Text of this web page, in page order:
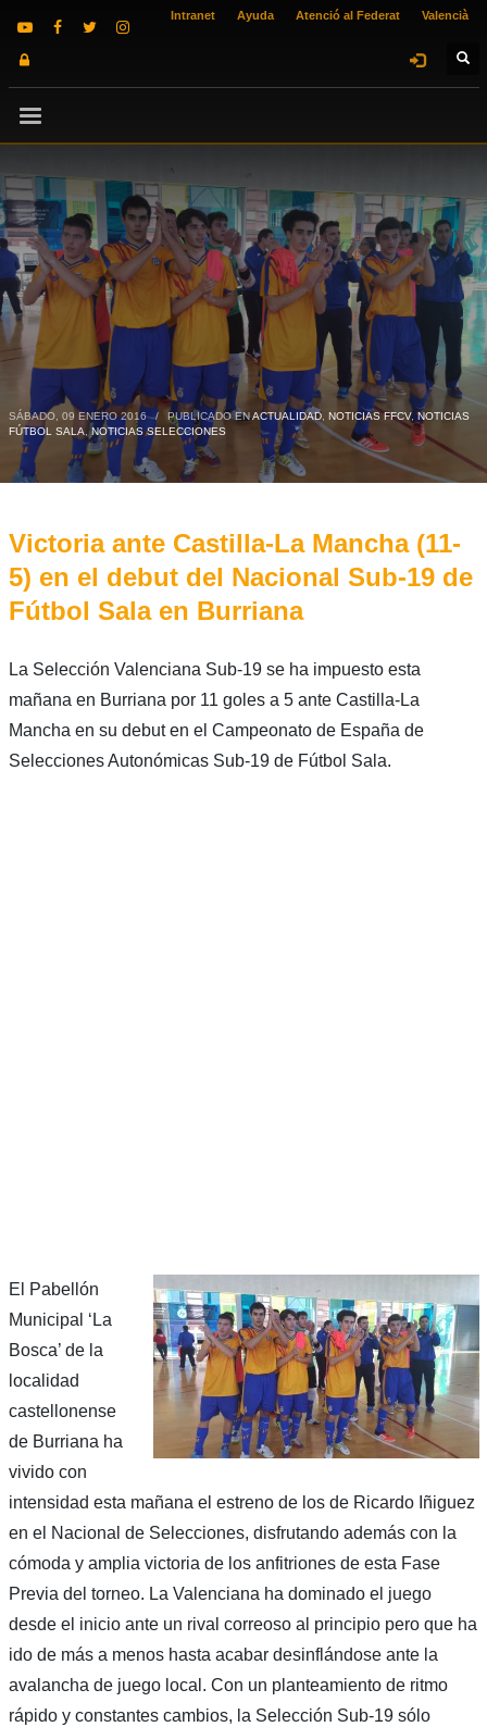
Intranet Ayuda Atenció al Federat Valencià
SÁBADO, 09 ENERO 2016 / PUBLICADO ENACTUALIDAD, NOTICIAS FFCV,NOTICIAS
FÚTBOL SALA ,NOTICIAS SELECCIONES
Victoria ante Castilla-La Mancha (11-
5) en el debut del Nacional Sub-19 de
Fútbol Sala en Burriana
La Selección Valenciana Sub-19 se ha impuesto esta
mañana en Burriana por 11 goles a 5 ante Castilla-La
Mancha en su debut en el Campeonato de España de
Selecciones Autonómicas Sub-19 de Fútbol Sala.
El Pabellón
Municipal ‘La
Bosca’ de la
localidad
castellonense
de Burriana ha
vivido con
intensidad esta mañana el estreno de los de Ricardo Iñiguez
en el Nacional de Selecciones, disfrutando además con la
cómoda y amplia victoria de los anfitriones de esta Fase
Previa del torneo. La Valenciana ha dominado el juego
desde el inicio ante un rival correoso al principio pero que ha
ido de más a menos hasta acabar desinflándose ante la
avalancha de juego local. Con un planteamiento de ritmo
rápido y constantes cambios, la Selección Sub-19 sólo